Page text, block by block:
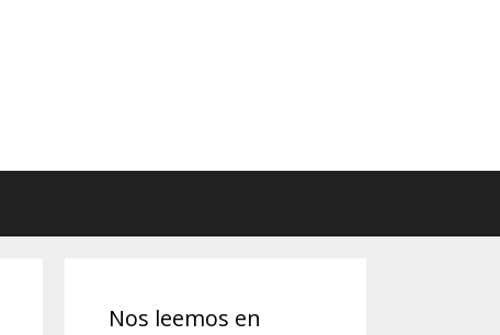
Nos leemos en